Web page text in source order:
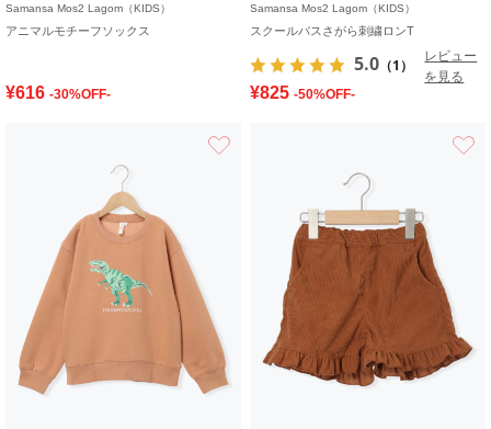
Samansa Mos2 Lagom（KIDS）
アニマルモチーフソックス
¥616 -30%OFF-
Samansa Mos2 Lagom（KIDS）
スクールバスさがら刺繍ロンT
5.0 （1）
レビュー
を見る
¥825 -50%OFF-